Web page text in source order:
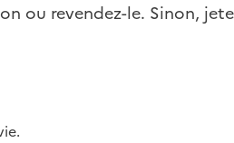
ou revendez-le. Sinon,